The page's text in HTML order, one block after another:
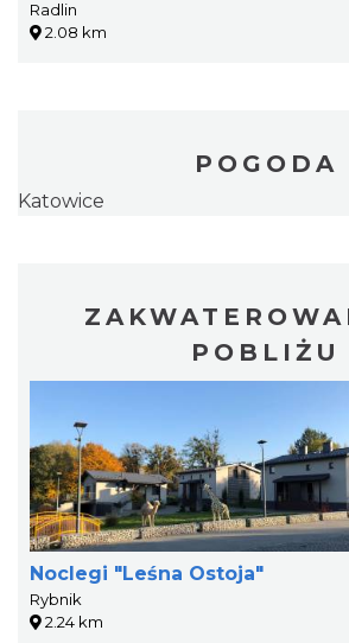
Radlin
2.08 km
POGODA
Katowice
POBLIŻU
Noclegi "Leśna Ostoja"
Rybnik
2.24 km